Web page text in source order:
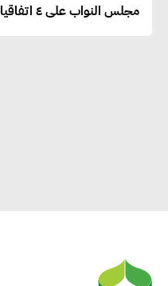
مجلس النواب على ٤ اتفاقيات منح فى مجالات استراتيجية